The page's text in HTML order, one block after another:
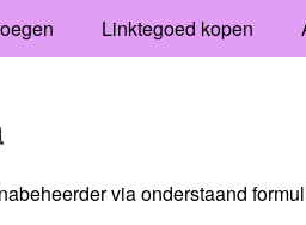
Linktegoed kopen
via onderstaand